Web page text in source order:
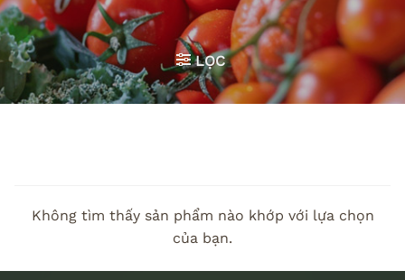
LỌC
Không tìm thấy sản phẩm nào khớp với lựa chọn
của bạn.